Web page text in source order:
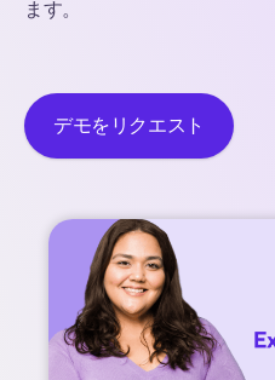
ます。
デモをリクエスト